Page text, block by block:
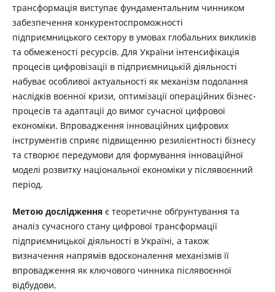
трансформація виступає фундаментальним чинником
забезпечення конкурентоспроможності
підприємницького сектору в умовах глобальних викликів
та обмеженості ресурсів. Для України інтенсифікація
процесів цифровізації в підприємницькій діяльності
набуває особливої актуальності як механізм подолання
наслідків воєнної кризи, оптимізації операційних бізнес-
процесів та адаптації до вимог сучасної цифрової
економіки. Впровадження інноваційних цифрових
інструментів сприяє підвищенню резилієнтності бізнесу
та створює передумови для формування інноваційної
моделі розвитку національної економіки у післявоєнний
період.
Метою дослідження є теоретичне обґрунтування та
аналіз сучасного стану цифрової трансформації
підприємницької діяльності в Україні, а також
визначення напрямів вдосконалення механізмів її
впровадження як ключового чинника післявоєнної
відбудови.